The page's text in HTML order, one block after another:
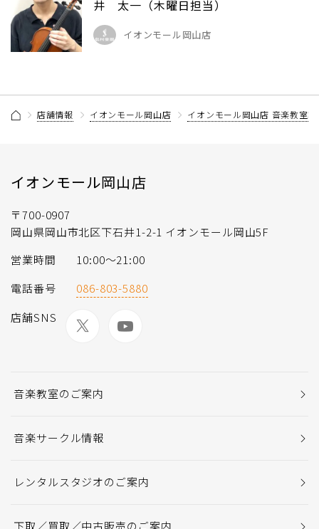
井 太一（木曜日担当）
イオンモール岡山店
店舗情報 イオンモール岡山店 イオンモール岡山店 音楽教室
イオンモール岡山店
〒700-0907
岡山県岡山市北区下石井1-2-1 イオンモール岡山5F
営業時間
10:00〜21:00
電話番号
086-803-5880
店舗SNS
音楽教室のご案内
音楽サークル情報
レンタルスタジオのご案内